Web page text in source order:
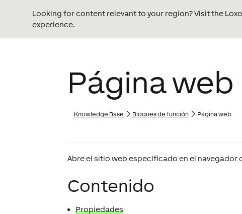
Looking for content relevant to your region? Visit the
experience.
Página web
Knowledge Base Bloques de función Página web
Abre el sitio web especificado en el navegador
Contenido
Propiedades